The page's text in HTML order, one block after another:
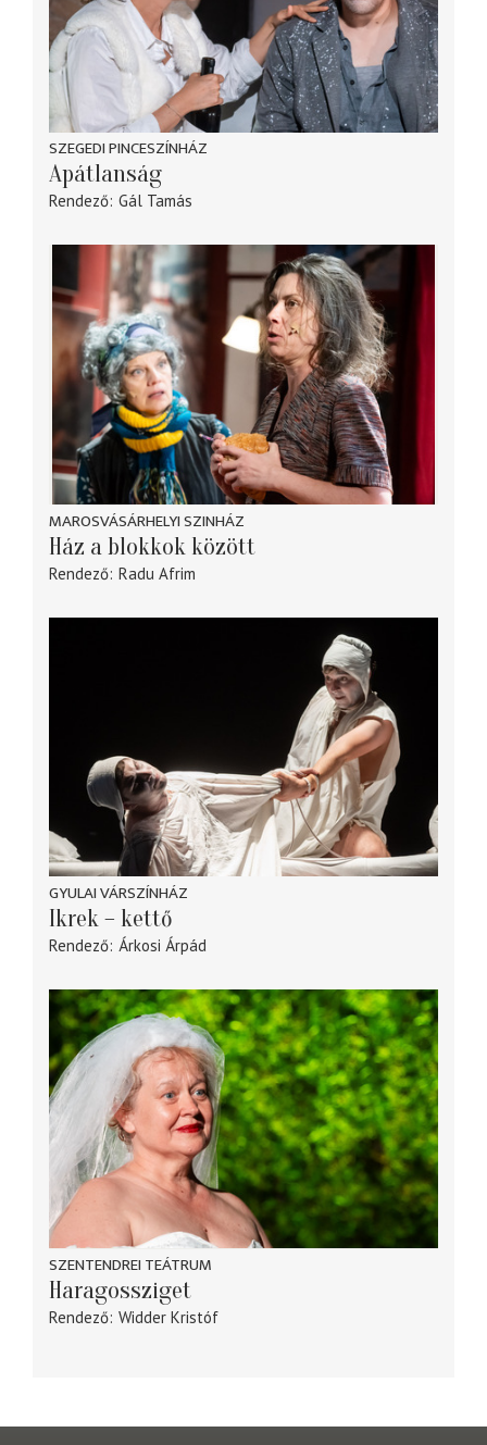
SZEGEDI PINCESZÍNHÁZ
Apátlanság
Rendező Gál Tamás
MAROSVÁSÁRHELYI SZINHÁZ
Ház a blokkok között
Rendező Radu Afrim
GYULAI VÁRSZÍNHÁZ
Ikrek – kettő
Rendező Árkosi Árpád
SZENTENDREI TEÁTRUM
Haragossziget
Rendező Widder Kristóf